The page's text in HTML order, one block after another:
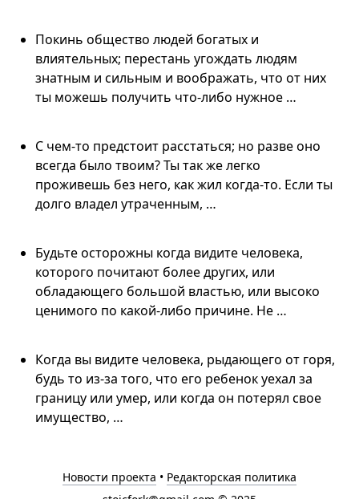
Покинь общество людей богатых и
влиятельных; перестань угождать людям
знатным и сильным и воображать, что от них
ты можешь получить что-либо нужное …
С чем-то предстоит расстаться; но разве оно
всегда было твоим? Ты так же легко
проживешь без него, как жил когда-то. Если ты
долго владел утраченным, …
Будьте осторожны когда видите человека,
которого почитают более других, или
обладающего большой властью, или высоко
ценимого по какой-либо причине. Не …
Когда вы видите человека, рыдающего от горя,
будь то из-за того, что его ребенок уехал за
границу или умер, или когда он потерял свое
имущество, …
Новости проекта • Редакторская политика